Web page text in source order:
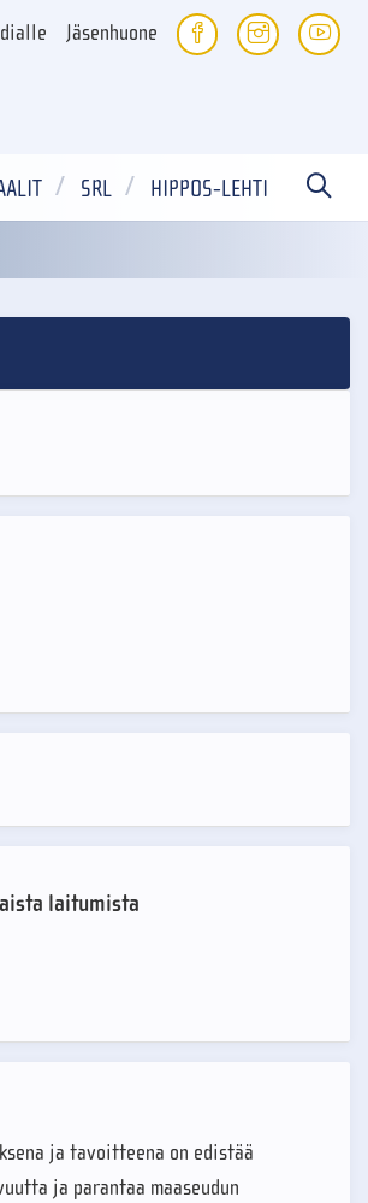
Jäsenhuone
SRL HIPPOS-LEHTI
laitumista
ja tavoitteena on edistää
ja parantaa maaseudun